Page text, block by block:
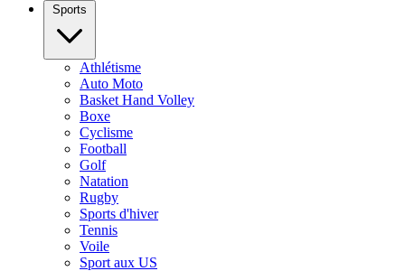
Sports
Athlétisme
Auto Moto
Basket Hand Volley
Boxe
Cyclisme
Football
Golf
Natation
Rugby
Sports d'hiver
Tennis
Voile
Sport aux US